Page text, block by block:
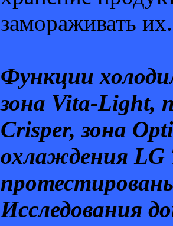
замораживать их.
Функции
зона Vita-Light,
Crisper, зона
охлаждения LG
Исследования